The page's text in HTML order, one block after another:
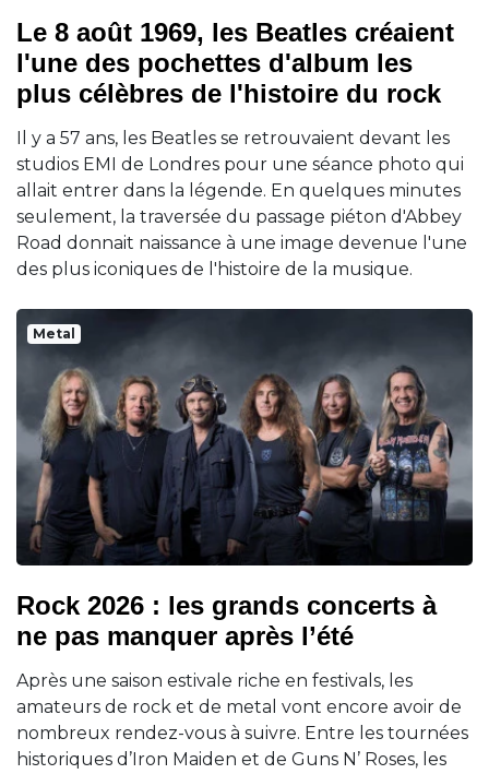
Le 8 août 1969, les Beatles créaient
l'une des pochettes d'album les
plus célèbres de l'histoire du rock
Il y a 57 ans, les Beatles se retrouvaient devant les
studios EMI de Londres pour une séance photo qui
allait entrer dans la légende. En quelques minutes
seulement, la traversée du passage piéton d'Abbey
Road donnait naissance à une image devenue l'une
des plus iconiques de l'histoire de la musique.
Metal
Rock 2026 : les grands concerts à
ne pas manquer après l’été
Après une saison estivale riche en festivals, les
amateurs de rock et de metal vont encore avoir de
nombreux rendez-vous à suivre. Entre les tournées
historiques d’Iron Maiden et de Guns N’ Roses, les